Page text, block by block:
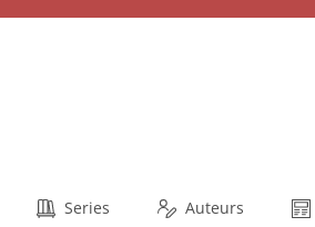
uitgevers
Series Auteurs